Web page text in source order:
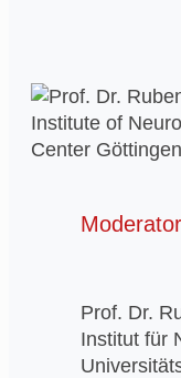
Moderator
Prof. Dr.
Institut für